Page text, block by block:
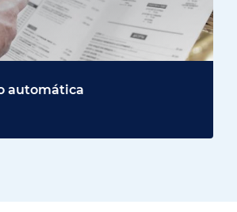
automática